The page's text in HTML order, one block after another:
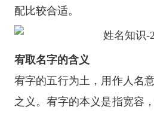
配比较合适。
宥取名字的含义
宥字的五行为土，用作人名
之义。宥字的本义是指宽容